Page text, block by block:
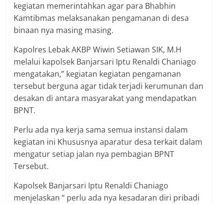
kegiatan memerintahkan agar para Bhabhin
Kamtibmas melaksanakan pengamanan di desa
binaan nya masing masing.
Kapolres Lebak AKBP Wiwin Setiawan SIK, M.H
melalui kapolsek Banjarsari Iptu Renaldi Chaniago
mengatakan,” kegiatan kegiatan pengamanan
tersebut berguna agar tidak terjadi kerumunan dan
desakan di antara masyarakat yang mendapatkan
BPNT.
Perlu ada nya kerja sama semua instansi dalam
kegiatan ini Khususnya aparatur desa terkait dalam
mengatur setiap jalan nya pembagian BPNT
Tersebut.
Kapolsek Banjarsari Iptu Renaldi Chaniago
menjelaskan “ perlu ada nya kesadaran diri pribadi